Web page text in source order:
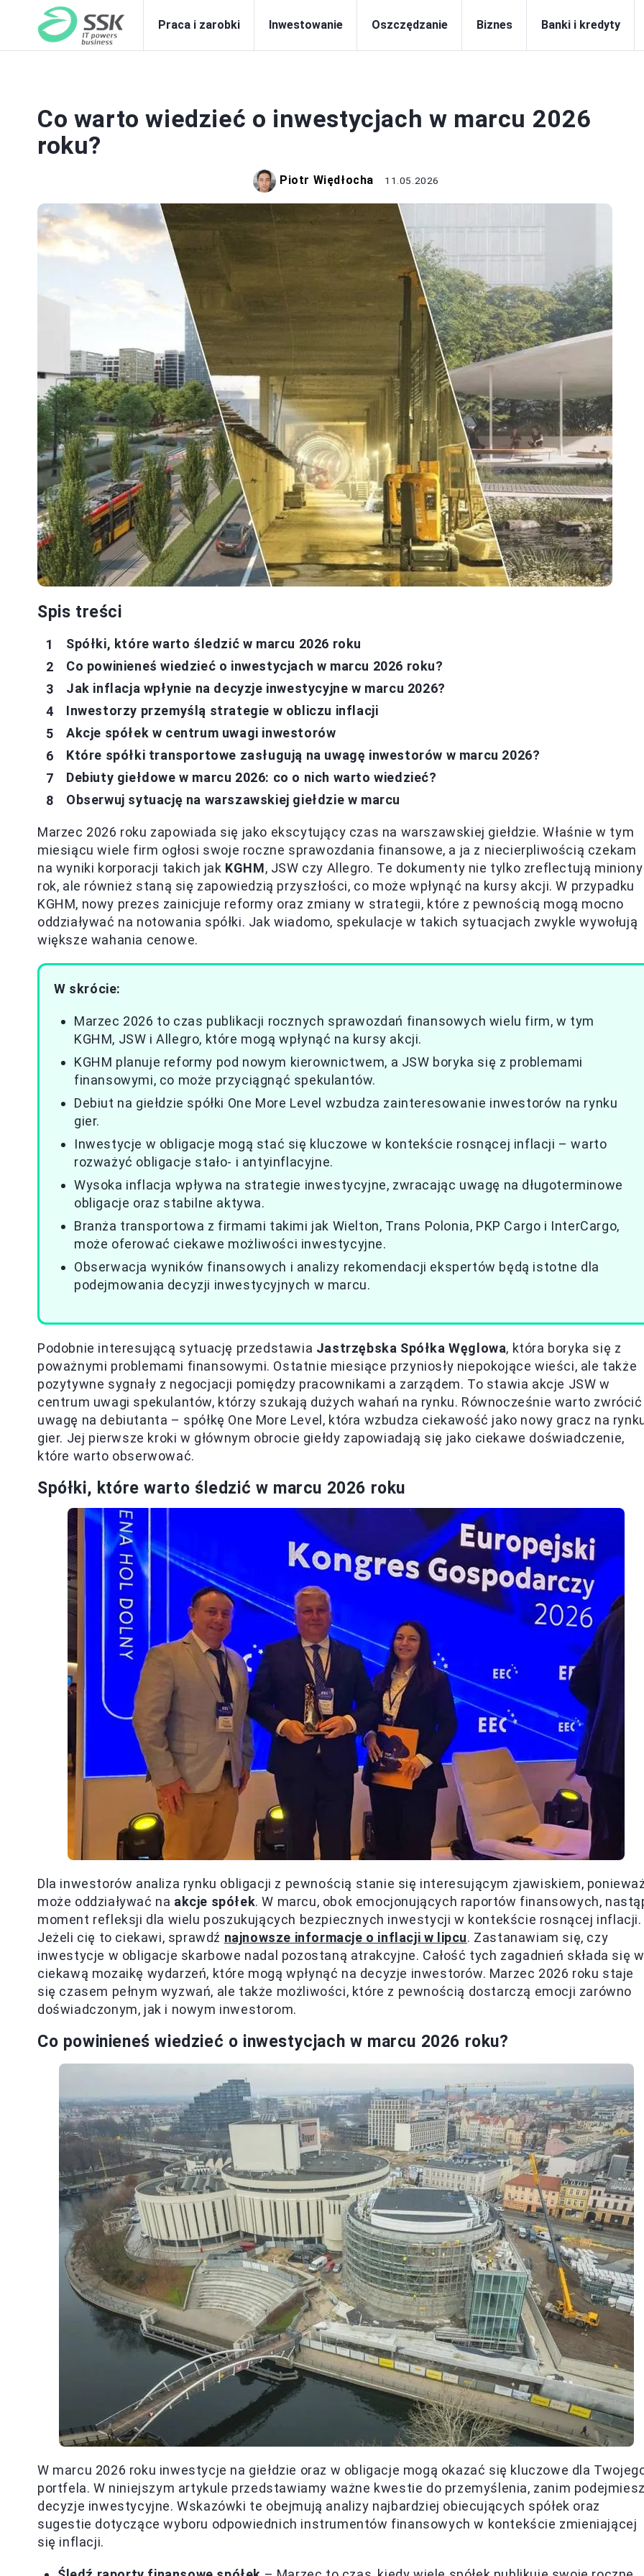
Praca i zarobki Inwestowanie Oszczędzanie Biznes Banki i kredyty
Co warto wiedzieć o inwestycjach w marcu 2026
roku?
Piotr Więdłocha 11.05.2026
Spis treści
Spółki, które warto śledzić w marcu 2026 roku
Co powinieneś wiedzieć o inwestycjach w marcu 2026 roku?
Jak inflacja wpłynie na decyzje inwestycyjne w marcu 2026?
Inwestorzy przemyślą strategie w obliczu inflacji
Akcje spółek w centrum uwagi inwestorów
Które spółki transportowe zasługują na uwagę inwestorów w marcu 2026?
Debiuty giełdowe w marcu 2026: co o nich warto wiedzieć?
Obserwuj sytuację na warszawskiej giełdzie w marcu
Marzec 2026 roku zapowiada się jako ekscytujący czas na warszawskiej giełdzie. Właśnie w tym
miesiącu wiele firm ogłosi swoje roczne sprawozdania finansowe, a ja z niecierpliwością czekam
na wyniki korporacji takich jak KGHM, JSW czy Allegro. Te dokumenty nie tylko zreflectują miniony
rok, ale również staną się zapowiedzią przyszłości, co może wpłynąć na kursy akcji. W przypadku
KGHM, nowy prezes zainicjuje reformy oraz zmiany w strategii, które z pewnością mogą mocno
oddziaływać na notowania spółki. Jak wiadomo, spekulacje w takich sytuacjach zwykle wywołują
większe wahania cenowe.
W skrócie:
Marzec 2026 to czas publikacji rocznych sprawozdań finansowych wielu firm, w tym
KGHM, JSW i Allegro, które mogą wpłynąć na kursy akcji.
KGHM planuje reformy pod nowym kierownictwem, a JSW boryka się z problemami
finansowymi, co może przyciągnąć spekulantów.
Debiut na giełdzie spółki One More Level wzbudza zainteresowanie inwestorów na rynku
gier.
Inwestycje w obligacje mogą stać się kluczowe w kontekście rosnącej inflacji – warto
rozważyć obligacje stało- i antyinflacyjne.
Wysoka inflacja wpływa na strategie inwestycyjne, zwracając uwagę na długoterminowe
obligacje oraz stabilne aktywa.
Branża transportowa z firmami takimi jak Wielton, Trans Polonia, PKP Cargo i InterCargo,
może oferować ciekawe możliwości inwestycyjne.
Obserwacja wyników finansowych i analizy rekomendacji ekspertów będą istotne dla
podejmowania decyzji inwestycyjnych w marcu.
Podobnie interesującą sytuację przedstawia Jastrzębska Spółka Węglowa, która boryka się z
poważnymi problemami finansowymi. Ostatnie miesiące przyniosły niepokojące wieści, ale także
pozytywne sygnały z negocjacji pomiędzy pracownikami a zarządem. To stawia akcje JSW w
centrum uwagi spekulantów, którzy szukają dużych wahań na rynku. Równocześnie warto zwrócić
uwagę na debiutanta – spółkę One More Level, która wzbudza ciekawość jako nowy gracz na
gier. Jej pierwsze kroki w głównym obrocie giełdy zapowiadają się jako ciekawe doświadczenie,
które warto obserwować.
Spółki, które warto śledzić w marcu 2026 roku
Dla inwestorów analiza rynku obligacji z pewnością stanie się interesującym zjawiskiem,
może oddziaływać na akcje spółek. W marcu, obok emocjonujących raportów finansowych,
moment refleksji dla wielu poszukujących bezpiecznych inwestycji w kontekście rosnącej inflacji.
Jeżeli cię to ciekawi, sprawdź najnowsze informacje o inflacji w lipcu. Zastanawiam się, czy
inwestycje w obligacje skarbowe nadal pozostaną atrakcyjne. Całość tych zagadnień składa się w
ciekawą mozaikę wydarzeń, które mogą wpłynąć na decyzje inwestorów. Marzec 2026 roku staje
się czasem pełnym wyzwań, ale także możliwości, które z pewnością dostarczą emocji zarówno
doświadczonym, jak i nowym inwestorom.
Co powinieneś wiedzieć o inwestycjach w marcu 2026 roku?
W marcu 2026 roku inwestycje na giełdzie oraz w obligacje mogą okazać się kluczowe dla
portfela. W niniejszym artykule przedstawiamy ważne kwestie do przemyślenia, zanim
decyzje inwestycyjne. Wskazówki te obejmują analizy najbardziej obiecujących spółek oraz
sugestie dotyczące wyboru odpowiednich instrumentów finansowych w kontekście zmieniającej
się inflacji.